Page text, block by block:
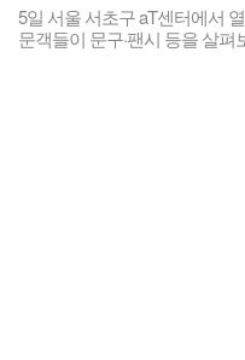
5일 서울 서초구 aT센터에서
문객들이 문구·팬시 등을 살펴